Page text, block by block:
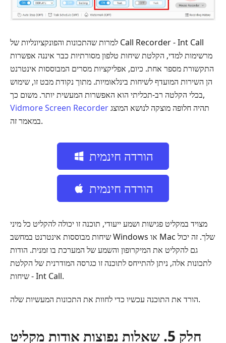
למרות שהתכונות והפונקציונליות של Call Recorder - Int Call
מרשימות למדי, הקלטת שיחות טלפון מסורתיות כבר איננה אפשרות
התקשורת מספר אחת. כיום, אפליקציות מסרים המבוססות אינטרנט
הן השירות המועדף לשיחות בינלאומיות. מתוך נקודת מבט זו, שימוש
בכלי הקלטה רב-תכליתי הוא האפשרות המעשית יותר. משום כך,
Vidmore Screen Recorder
במאמר זה.
הורדה חינמית
הורדה חינמית
מצויד במקליט פגישות ושמע ייעודי, תוכנה זו יכולה להקליט כל מיני
שיחות מבוססות אינטרנט במחשב Windows או Mac שלך. זה יכול
גם להקליט את המיקרופון והשמע של המערכת בו זמנית. הודות
לתכונות אלה, ניתן להתייחס לתוכנה זו כגרסה המודרנית של הקלטת
שיחות - Int Call.
הורד את התוכנה עכשיו כדי לחוות את התכונות המעשיות שלה.
חלק 5. שאלות נפוצות אודות מקליט